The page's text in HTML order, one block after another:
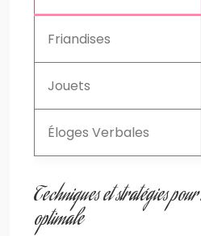
Friandises
Jouets
Éloges Verbales
Techniques et stratégies
optimale